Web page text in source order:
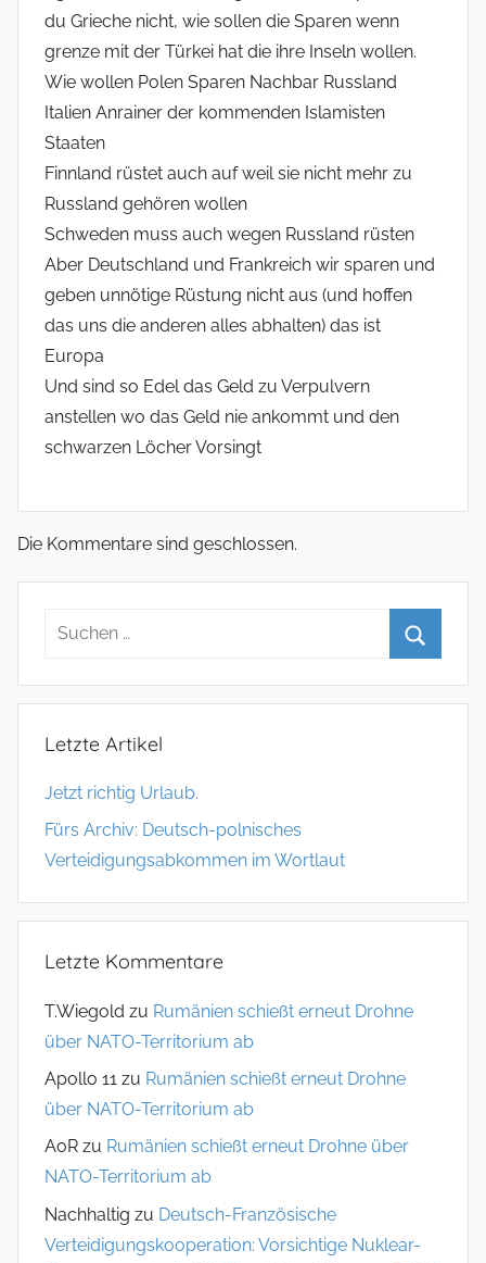
du Grieche nicht, wie sollen die Sparen wenn
grenze mit der Türkei hat die ihre Inseln wollen.
Wie wollen Polen Sparen Nachbar Russland
Italien Anrainer der kommenden Islamisten
Staaten
Finnland rüstet auch auf weil sie nicht mehr zu
Russland gehören wollen
Schweden muss auch wegen Russland rüsten
Aber Deutschland und Frankreich wir sparen und
geben unnötige Rüstung nicht aus (und hoffen
das uns die anderen alles abhalten) das ist
Europa
Und sind so Edel das Geld zu Verpulvern
anstellen wo das Geld nie ankommt und den
schwarzen Löcher Vorsingt
Die Kommentare sind geschlossen.
Letzte Artikel
Jetzt richtig Urlaub.
Fürs Archiv: Deutsch-polnisches
Verteidigungsabkommen im Wortlaut
Letzte Kommentare
T.Wiegold zu Rumänien schießt erneut Drohne
über NATO-Territorium ab
Apollo 11 zu Rumänien schießt erneut Drohne
über NATO-Territorium ab
AoR zu Rumänien schießt erneut Drohne über
NATO-Territorium ab
Nachhaltig zu Deutsch-Französische
Verteidigungskooperation: Vorsichtige Nuklear-